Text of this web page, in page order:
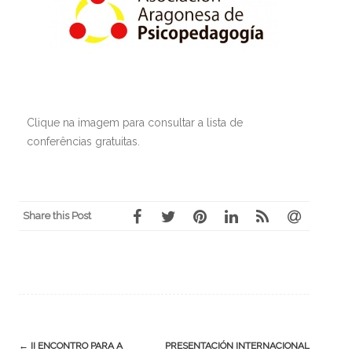
Clique na imagem para consultar a lista de
conferências gratuitas.
Share this Post
← II ENCONTRO PARA A PRESENTACIÓN INTERNACIONAL